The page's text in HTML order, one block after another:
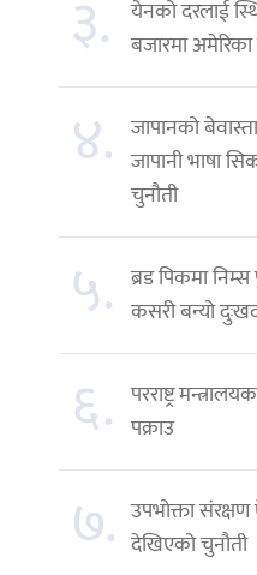
३.
येनको दरलाई
बजारमा
४. जापानको
जापानी भाषा
चुनौती
५. ब्रड पिकमा
कसरी बन्यो
६. परराष्ट्र
पक्राउ
७. उपभोक्ता संरक्षण
देखिएको चुनौती